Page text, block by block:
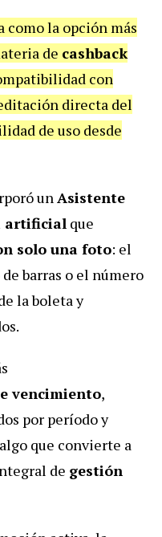
como la opción más
de cashback
con
directa del
de uso desde
unAsistente
artificial que
solo una foto: el
barras o el número
la boleta y
vencimiento,
por período y
que convierte a
de gestión